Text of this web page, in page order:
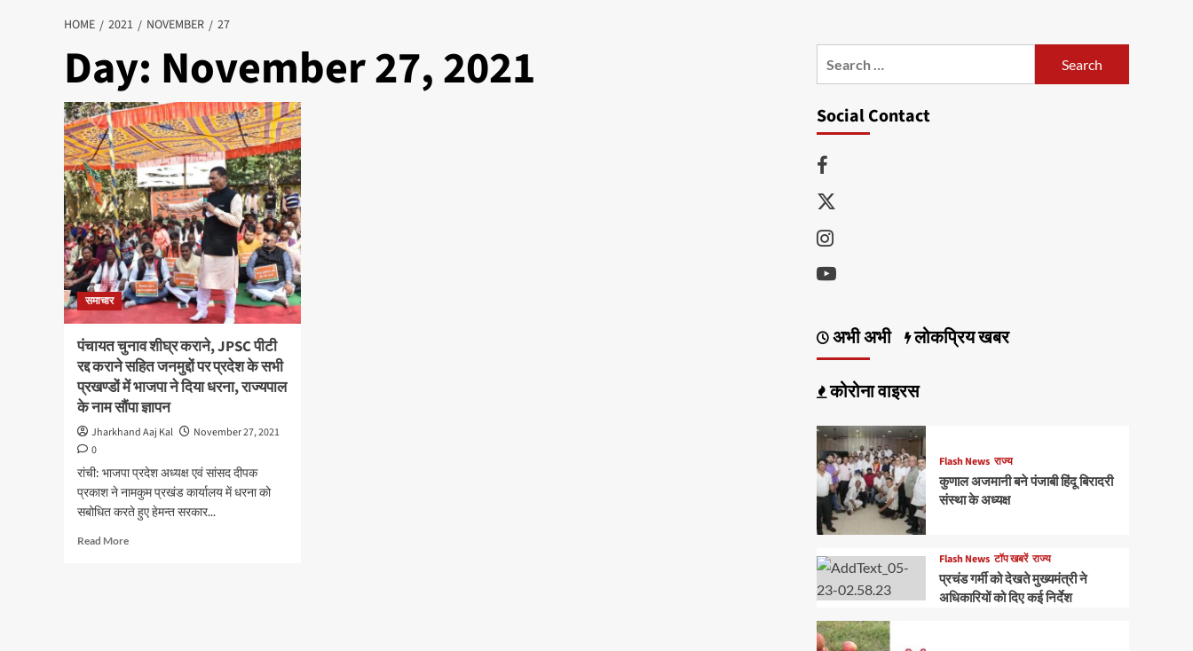
HOME 2021 NOVEMBER 27
Day: November 27, 2021
समाचार
पंचायत चुनाव शीघ्र कराने, JPSC पीटी
रद्द कराने सहित जनमुद्दों पर प्रदेश के सभी
प्रखण्डों में भाजपा ने दिया धरना, राज्यपाल
के नाम सौंपा ज्ञापन
Jharkhand Aaj Kal
November 27, 2021
0
रांची: भाजपा प्रदेश अध्यक्ष एवं सांसद दीपक
प्रकाश ने नामकुम प्रखंड कार्यालय में धरना को
सबोधित करते हुए हेमन्त सरकार...
Read MoreRead
Social Contact
Facebook
Twitter
Instagram
Youtube
अभी अभी लोकप्रिय खबर
कोरोना वाइरस
Flash News राज्य
कुणाल अजमानी बने पंजाबी हिंदू बिरादरी
संस्था के अध्यक्ष
Flash News टॉप खबरें राज्य
प्रचंड गर्मी को देखते मुख्यमंत्री ने
अधिकारियों को दिए कई निर्देश